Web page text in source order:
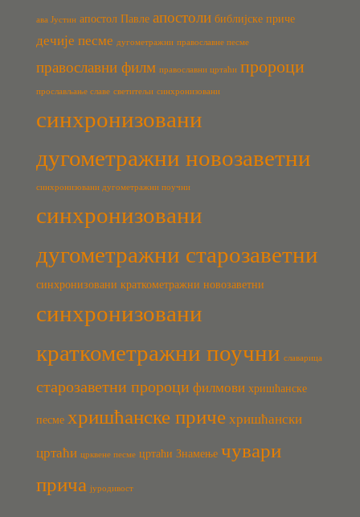
ава Јустин апостол Павле апостоли библијске приче
дечије песме дугометражни православне песме
православни филм православни цртаћи пророци
прослављање славе светитељи синхронизовани
синхронизовани
дугометражни новозаветни
синхронизовани дугометражни поучни
синхронизовани
дугометражни старозаветни
синхронизовани краткометражни новозаветни
синхронизовани
краткометражни поучни славарица
старозаветни пророци филмови хришћанске
песме хришћанске приче хришћански
цртаћи црквене песме цртаћи Знамење чувари
прича јуродивост